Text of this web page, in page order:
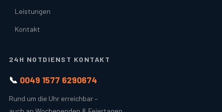
Leistungen
Kontakt
24H NOTDIENST KONTAKT
📞 0049 1577 6290674
Rund um die Uhr erreichbar –